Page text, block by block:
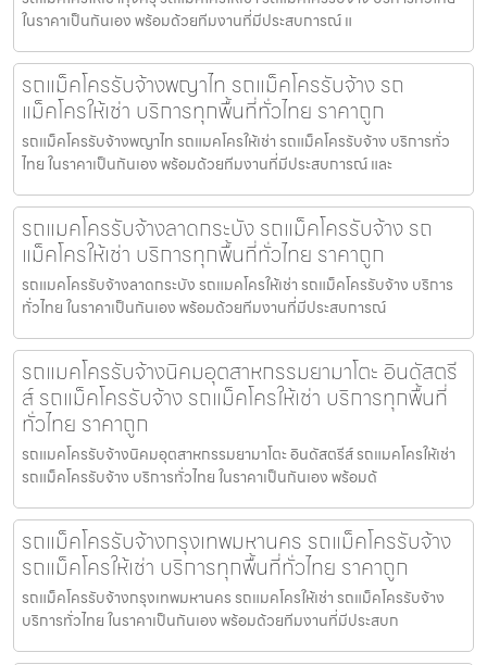
ในราคาเป็นกันเอง พร้อมด้วยทีมงานที่มีประสบการณ์ แ
รถแม็คโครรับจ้างพญาไท รถแม็คโครรับจ้าง รถ
แม็คโครให้เช่า บริการทุกพื้นที่ทั่วไทย ราคาถูก
รถแม็คโครรับจ้างพญาไท รถแมคโครให้เช่า รถแม็คโครรับจ้าง บริการทั่ว
ไทย ในราคาเป็นกันเอง พร้อมด้วยทีมงานที่มีประสบการณ์ และ
รถแมคโครรับจ้างลาดกระบัง รถแม็คโครรับจ้าง รถ
แม็คโครให้เช่า บริการทุกพื้นที่ทั่วไทย ราคาถูก
รถแมคโครรับจ้างลาดกระบัง รถแมคโครให้เช่า รถแม็คโครรับจ้าง บริการ
ทั่วไทย ในราคาเป็นกันเอง พร้อมด้วยทีมงานที่มีประสบการณ์
รถแมคโครรับจ้างนิคมอุตสาหกรรมยามาโตะ อินดัสตรี
ส์ รถแม็คโครรับจ้าง รถแม็คโครให้เช่า บริการทุกพื้นที่
ทั่วไทย ราคาถูก
รถแมคโครรับจ้างนิคมอุตสาหกรรมยามาโตะ อินดัสตรีส์ รถแมคโครให้เช่า
รถแม็คโครรับจ้าง บริการทั่วไทย ในราคาเป็นกันเอง พร้อมด้
รถแม็คโครรับจ้างกรุงเทพมหานคร รถแม็คโครรับจ้าง
รถแม็คโครให้เช่า บริการทุกพื้นที่ทั่วไทย ราคาถูก
รถแม็คโครรับจ้างกรุงเทพมหานคร รถแมคโครให้เช่า รถแม็คโครรับจ้าง
บริการทั่วไทย ในราคาเป็นกันเอง พร้อมด้วยทีมงานที่มีประสบก